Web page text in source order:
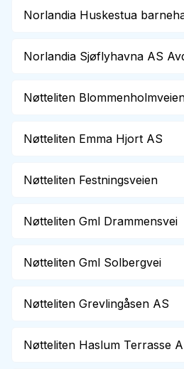
Norlandia Huskestua
Norlandia Sjøflyhavna AS
Nøtteliten
Nøtteliten Emma Hjort AS
Nøtteliten Festningsveien
Nøtteliten Gml Drammensvei
Nøtteliten Gml Solbergvei
Nøtteliten Grevlingåsen AS
Nøtteliten Haslum Terrasse